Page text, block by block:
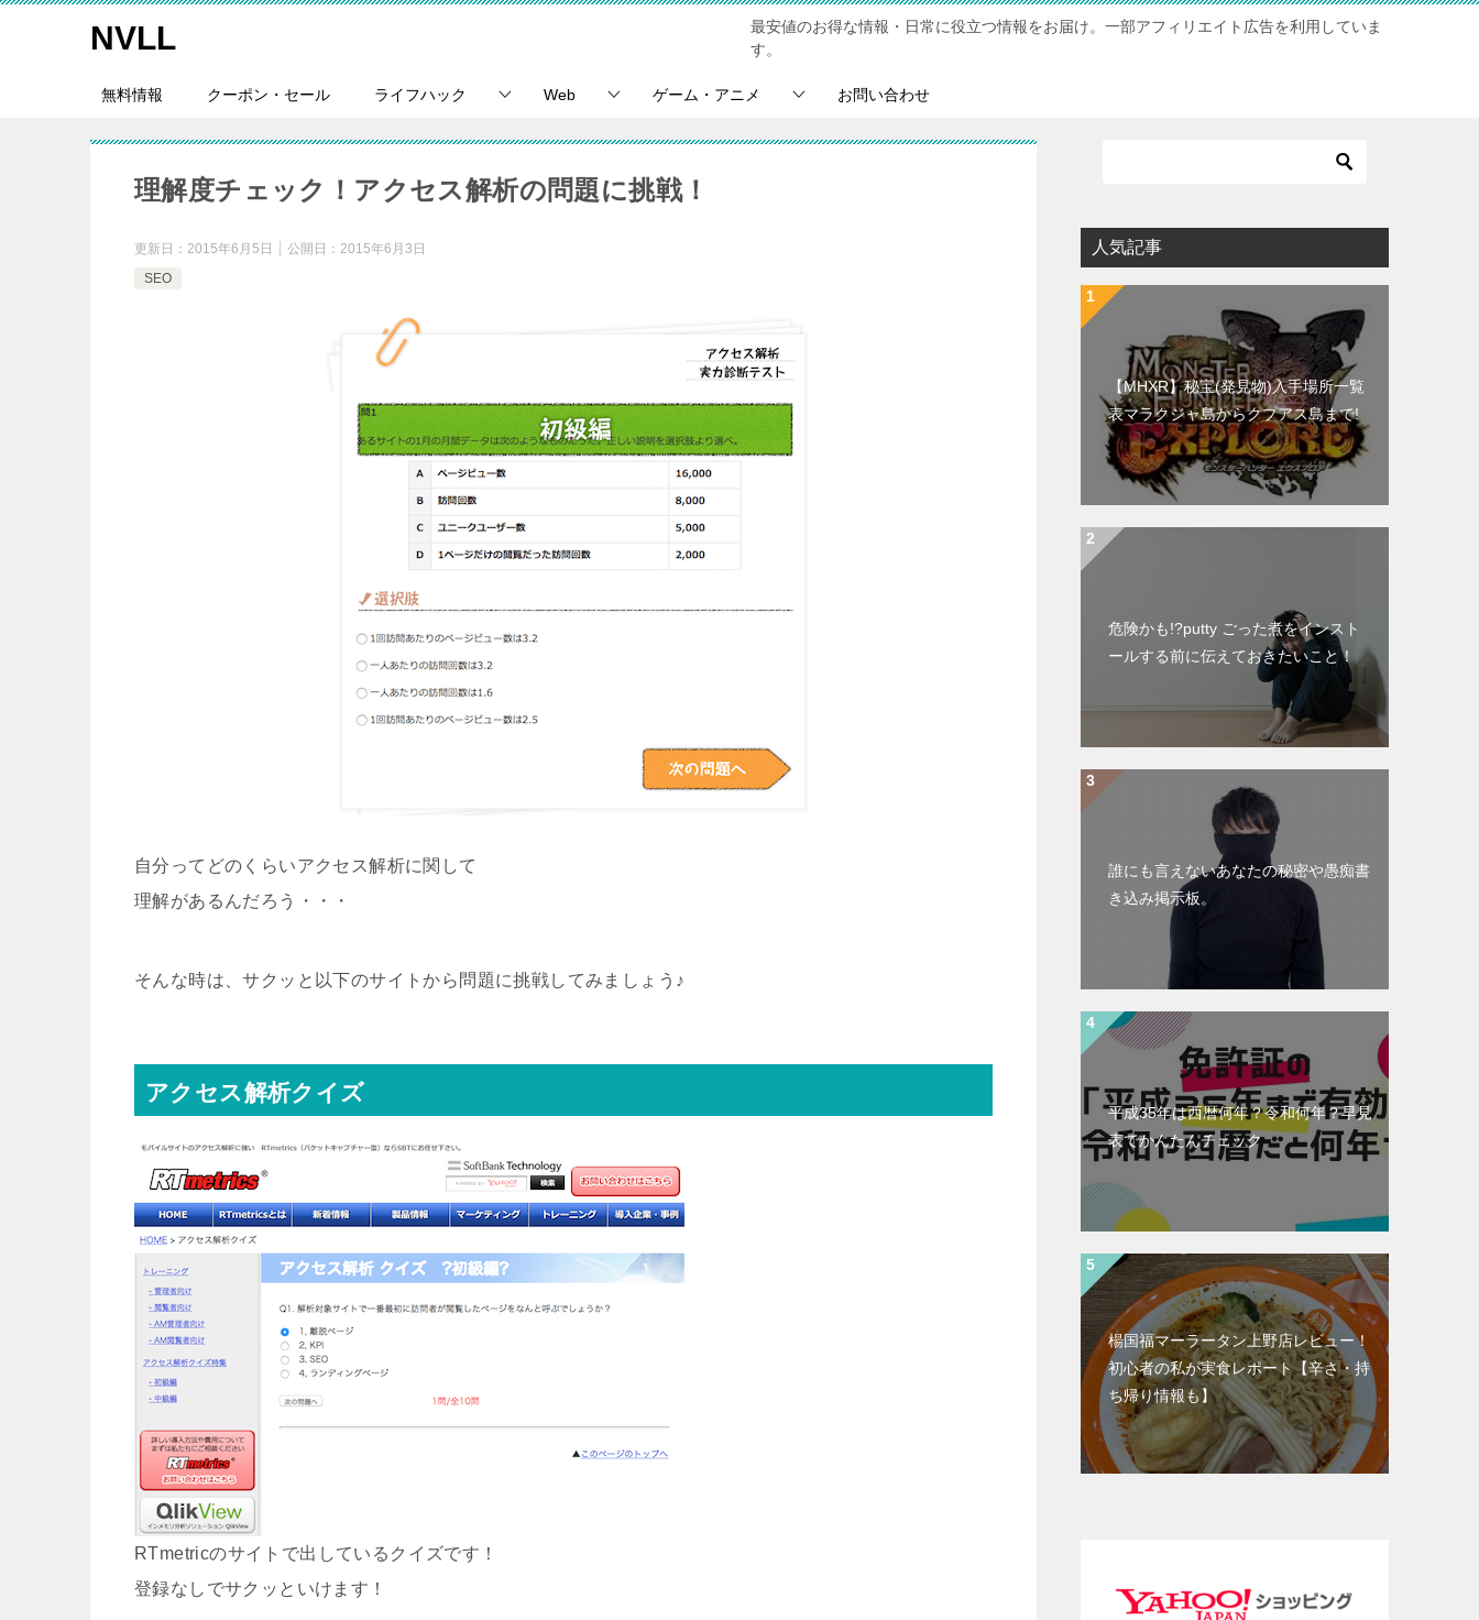
NVLL
最安値のお得な情報・日常に役立つ情報をお届け。一部アフィリエイト広告を利用していま
す。
無料情報 クーポン・セール ライフハック Web ゲーム・アニメ お問い合わせ
理解度チェック！アクセス解析の問題に挑戦！
更新日： 2015年6月5日 公開日： 2015年6月3日
SEO
自分ってどのくらいアクセス解析に関して
理解があるんだろう・・・
そんな時は、サクッと以下のサイトから問題に挑戦してみましょう♪
アクセス解析クイズ
RTmetricのサイトで出しているクイズです！
登録なしでサクッといけます！
人気記事
【MHXR】秘宝(発見物)入手場所一覧
表マラクジャ島からクプアス島まで!
危険かも!?putty ごった煮をインスト
ールする前に伝えておきたいこと！
誰にも言えないあなたの秘密や愚痴書
き込み掲示板。
平成35年は西暦何年？令和何年？早見
表でかんたんチェック
楊国福マーラータン上野店レビュー！
初心者の私が実食レポート【辛さ・持
ち帰り情報も】